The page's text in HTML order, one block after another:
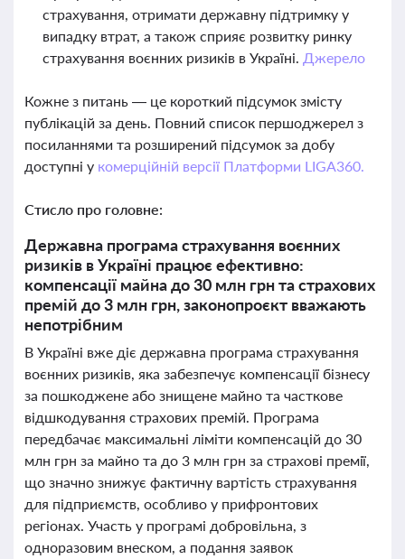
страхування, отримати державну підтримку у
випадку втрат, а також сприяє розвитку ринку
страхування воєнних ризиків в Україні. Джерело
Кожне з питань — це короткий підсумок змісту
публікацій за день. Повний список першоджерел з
посиланнями та розширений підсумок за добу
доступні у комерційній версії Платформи LIGA360.
Стисло про головне:
Державна програма страхування воєнних
ризиків в Україні працює ефективно:
компенсації майна до 30 млн грн та страхових
премій до 3 млн грн, законопроєкт вважають
непотрібним
В Україні вже діє державна програма страхування
воєнних ризиків, яка забезпечує компенсації бізнесу
за пошкоджене або знищене майно та часткове
відшкодування страхових премій. Програма
передбачає максимальні ліміти компенсацій до 30
млн грн за майно та до 3 млн грн за страхові премії,
що значно знижує фактичну вартість страхування
для підприємств, особливо у прифронтових
регіонах. Участь у програмі добровільна, з
одноразовим внеском, а подання заявок